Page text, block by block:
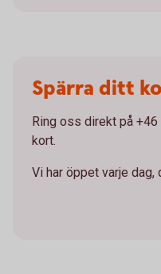
Spärra ditt
Ring oss direkt på
kort.
Vi har öppet varje dag,